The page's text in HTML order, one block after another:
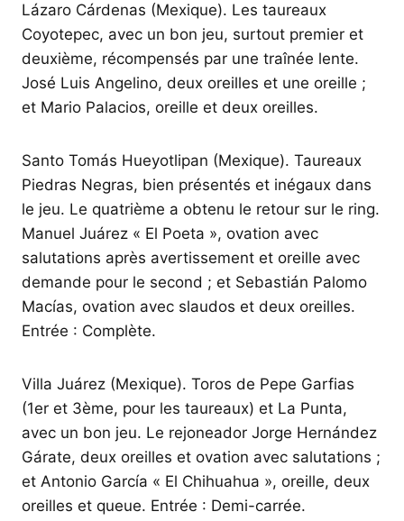
Lázaro Cárdenas (Mexique). Les taureaux
Coyotepec, avec un bon jeu, surtout premier et
deuxième, récompensés par une traînée lente.
José Luis Angelino, deux oreilles et une oreille ;
et Mario Palacios, oreille et deux oreilles.
Santo Tomás Hueyotlipan (Mexique). Taureaux
Piedras Negras, bien présentés et inégaux dans
le jeu. Le quatrième a obtenu le retour sur le ring.
Manuel Juárez « El Poeta », ovation avec
salutations après avertissement et oreille avec
demande pour le second ; et Sebastián Palomo
Macías, ovation avec slaudos et deux oreilles.
Entrée : Complète.
Villa Juárez (Mexique). Toros de Pepe Garfias
(1er et 3ème, pour les taureaux) et La Punta,
avec un bon jeu. Le rejoneador Jorge Hernández
Gárate, deux oreilles et ovation avec salutations ;
et Antonio García « El Chihuahua », oreille, deux
oreilles et queue. Entrée : Demi-carrée.